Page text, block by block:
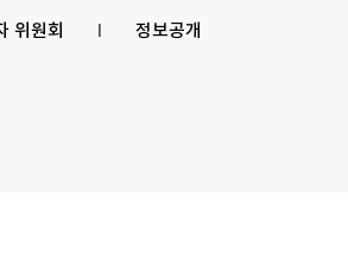
위원회 정보공개